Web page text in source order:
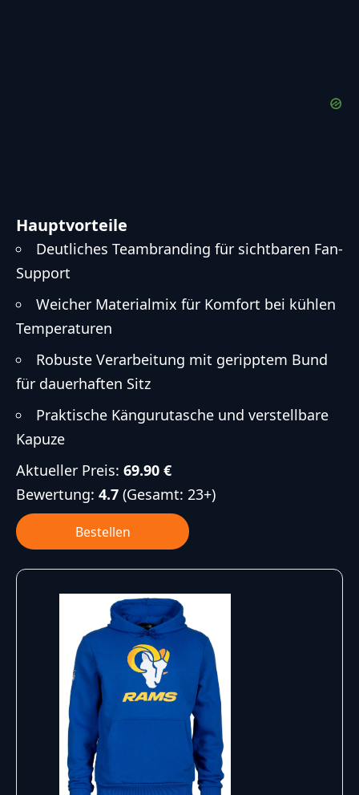
Hauptvorteile
Deutliches Teambranding für sichtbaren Fan-
Support
Weicher Materialmix für Komfort bei kühlen
Temperaturen
Robuste Verarbeitung mit geripptem Bund
für dauerhaften Sitz
Praktische Kängurutasche und verstellbare
Kapuze
Aktueller Preis: 69.90 €
Bewertung: 4.7 (Gesamt: 23+)
Bestellen